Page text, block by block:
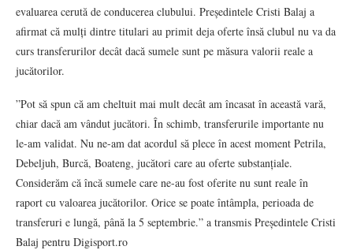
evaluarea cerută de conducerea clubului. Președintele Cristi Balaj a
afirmat că mulți dintre titulari au primit deja oferte însă clubul nu va da
curs transferurilor decât dacă sumele sunt pe măsura valorii reale a
jucătorilor.
”Pot să spun că am cheltuit mai mult decât am încasat în această vară,
chiar dacă am vândut jucători. În schimb, transferurile importante nu
le-am validat. Nu ne-am dat acordul să plece în acest moment Petrila,
Debeljuh, Burcă, Boateng, jucători care au oferte substanțiale.
Considerăm că încă sumele care ne-au fost oferite nu sunt reale în
raport cu valoarea jucătorilor. Orice se poate întâmpla, perioada de
transferuri e lungă, până la 5 septembrie.” a transmis Președintele Cristi
Balaj pentru Digisport.ro